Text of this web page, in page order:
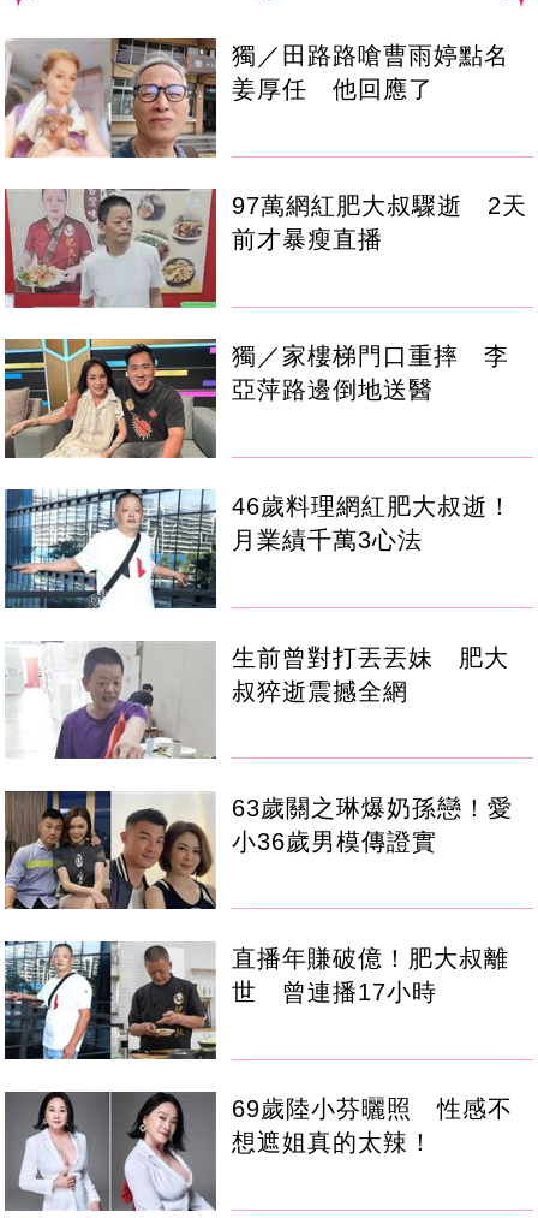
獨／田路路嗆曹雨婷點名
姜厚任 他回應了
97萬網紅肥大叔驟逝 2天
前才暴瘦直播
獨／家樓梯門口重摔 李
亞萍路邊倒地送醫
46歲料理網紅肥大叔逝！
月業績千萬3心法
生前曾對打丟丟妹 肥大
叔猝逝震撼全網
63歲關之琳爆奶孫戀！愛
小36歲男模傳證實
直播年賺破億！肥大叔離
世 曾連播17小時
69歲陸小芬曬照 性感不
想遮姐真的太辣！